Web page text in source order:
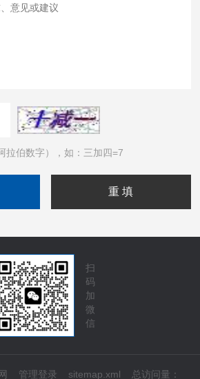
拉伯数字），如：三加四=7
扫
码
加
微
信
管理登录 sitemap.xml 总访问量：